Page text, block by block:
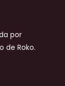
por
de Roko.